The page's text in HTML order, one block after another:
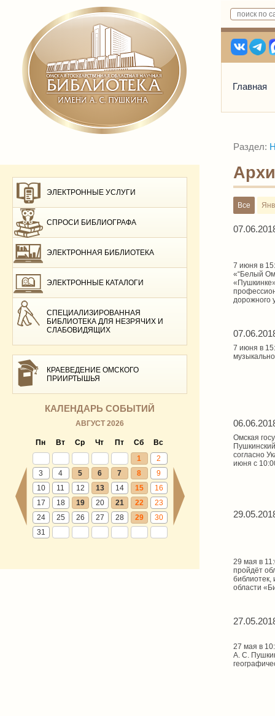
Главная
ЭЛЕКТРОННЫЕ УСЛУГИ
СПРОСИ БИБЛИОГРАФА
ЭЛЕКТРОННАЯ БИБЛИОТЕКА
ЭЛЕКТРОННЫЕ КАТАЛОГИ
СПЕЦИАЛИЗИРОВАННАЯ
БИБЛИОТЕКА ДЛЯ НЕЗРЯЧИХ И
СЛАБОВИДЯЩИХ
КРАЕВЕДЕНИЕ ОМСКОГО
ПРИИРТЫШЬЯ
КАЛЕНДАРЬ СОБЫТИЙ
АВГУСТ 2026
Пн Вт Ср Чт Пт Сб
Вс
1
2
3
4 5 6 7 8
9
10
11 12 13 14 15
16
17
18 19 20 21 22
23
24
25 26 27 28 29
30
31
Раздел:
Все
7 июня в
«“Белый
дорожного
7 июня в
Омская
согласно
июня с
29 мая в
пройдёт
библиотек,
области
27 мая в
А. С.